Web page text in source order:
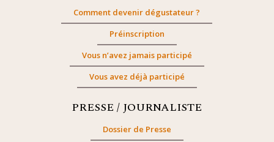
Comment devenir dégustateur ?
Préinscription
Vous n’avez jamais participé
Vous avez déjà participé
PRESSE / JOURNALISTE
Dossier de Presse